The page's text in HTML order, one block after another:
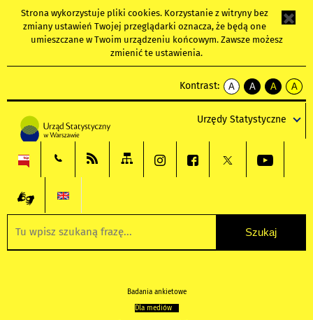
Strona wykorzystuje pliki cookies. Korzystanie z witryny bez
zmiany ustawień Twojej przeglądarki oznacza, że będą one
umieszczane w Twoim urządzeniu końcowym. Zawsze możesz
zmienić te ustawienia.
Kontrast:
A
kontrast
A
kontrast
tekst
czarnym
A
kontrast
tekst
czarnym
A
tekst
żółtym
Urzędy Statystyczne
Badania ankietowe
Dla mediów